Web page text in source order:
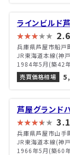
ラインビルド
2.6
兵庫県芦屋市船戸
JR東海道本線(神
1984年5月(築42
売買価格相場
芦屋グランド
3.1
兵庫県芦屋市山手
JR東海道本線(神
1966年5月(築60